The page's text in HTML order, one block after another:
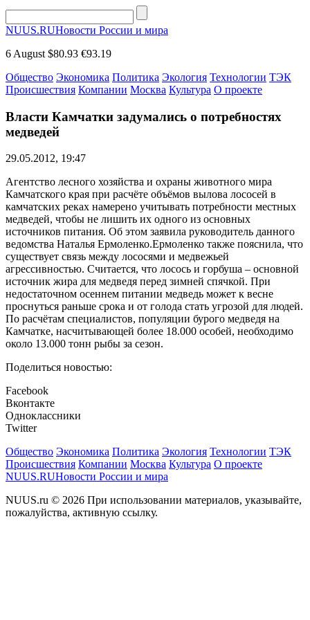
NUUS.RUНовости России и мира
6 August $80.93 €93.19
Общество Экономика Политика Экология Технологии ТЭК
Происшествия Компании Москва Культура О проекте
Власти Камчатки задумались о потребностях
медведей
29.05.2012, 19:47
Агентство лесного хозяйства и охраны животного мира
Камчатского края при расчёте объёмов вылова лососей в
камчатских реках намерено учитывать потребности местных
медведей, чтобы не лишить их одного из основных
источников питания. Об этом заявила руководитель данного
ведомства Наталья Ермоленко.Ермоленко также пояснила, что
существует связь между лососями и медвежьей
агрессивностью. Считается, что лосось и горбуша – основной
источник жира для медведя перед зимней спячкой. При
недостаточном осеннем питании медведь может к весне
проснуться раньше срока и от голода стать угрозой для людей.
По расчётам специалистов, популяции бурого медведя на
Камчатке, насчитывающей более 18.000 особей, необходимо
около 13.000 тонн рыбы за сезон.
Поделиться новостью:
Facebook
Вконтакте
Одноклассники
Twitter
Общество Экономика Политика Экология Технологии ТЭК
Происшествия Компании Москва Культура О проекте
NUUS.RUНовости России и мира
NUUS.ru © 2026 При использовании материалов, указывайте,
пожалуйства, активную ссылку.